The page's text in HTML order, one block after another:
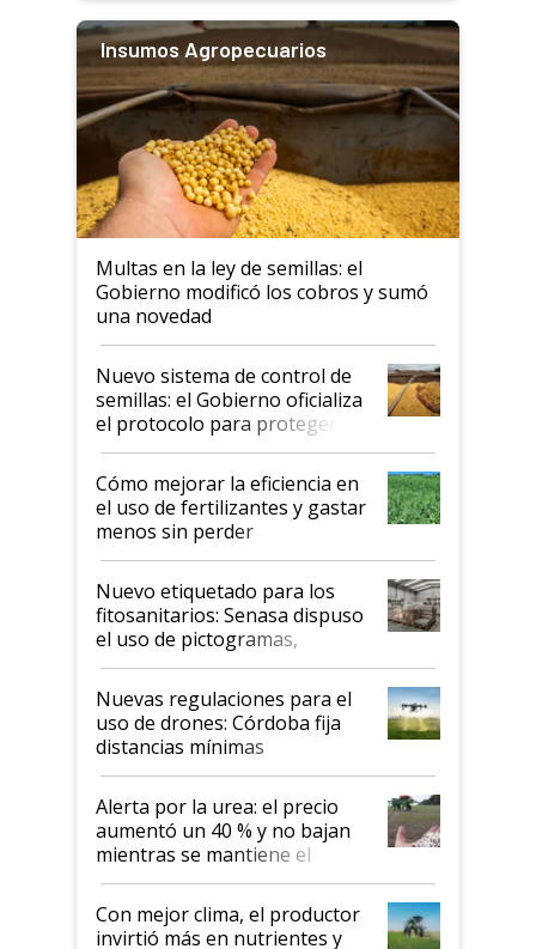
Insumos Agropecuarios
Multas en la ley de semillas: el
Gobierno modificó los cobros y sumó
una novedad
Nuevo sistema de control de
semillas: el Gobierno oficializa
el protocolo para proteger la
propiedad intelectual
Cómo mejorar la eficiencia en
el uso de fertilizantes y gastar
menos sin perder
productividad en la campaña
fina
Nuevo etiquetado para los
fitosanitarios: Senasa dispuso
el uso de pictogramas,
palabras de advertencia e
indicaciones
Nuevas regulaciones para el
uso de drones: Córdoba fija
distancias mínimas
Alerta por la urea: el precio
aumentó un 40 % y no bajan
mientras se mantiene el
conflicto en Medio Oriente
Con mejor clima, el productor
invirtió más en nutrientes y